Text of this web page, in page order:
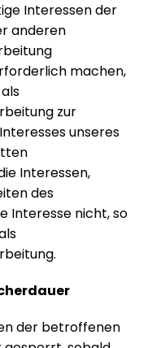
Interessen der
anderen
machen,
zur
unseres
Interessen,
des
Interesse nicht, so
der betroffenen